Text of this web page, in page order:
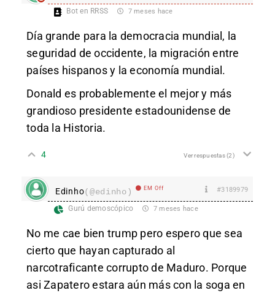
Bot en RRSS 7 meses hace
Día grande para la democracia mundial, la
seguridad de occidente, la migración entre
países hispanos y la economía mundial.
Donald es probablemente el mejor y más
grandioso presidente estadounidense de
toda la Historia.
4 Ver respuestas(2)
Edinho(@edinho) EM Off #3189979
Gurú demoscópico 7 meses hace
No me cae bien trump pero espero que sea
cierto que hayan capturado al
narcotraficante corrupto de Maduro. Porque
asi Zapatero estara aún más con la soga en